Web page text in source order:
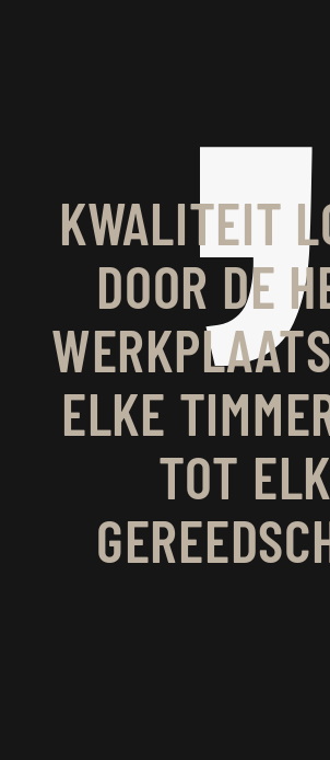
KWALITEIT
DOOR DE
ELKE
TOT ELK